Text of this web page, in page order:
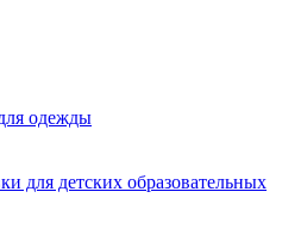
одежды
для детских образовательных